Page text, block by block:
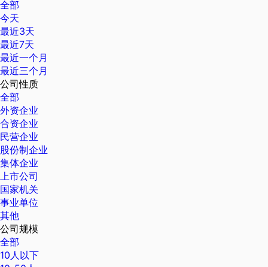
全部
今天
最近3天
最近7天
最近一个月
最近三个月
公司性质
全部
外资企业
合资企业
民营企业
股份制企业
集体企业
上市公司
国家机关
事业单位
其他
公司规模
全部
10人以下